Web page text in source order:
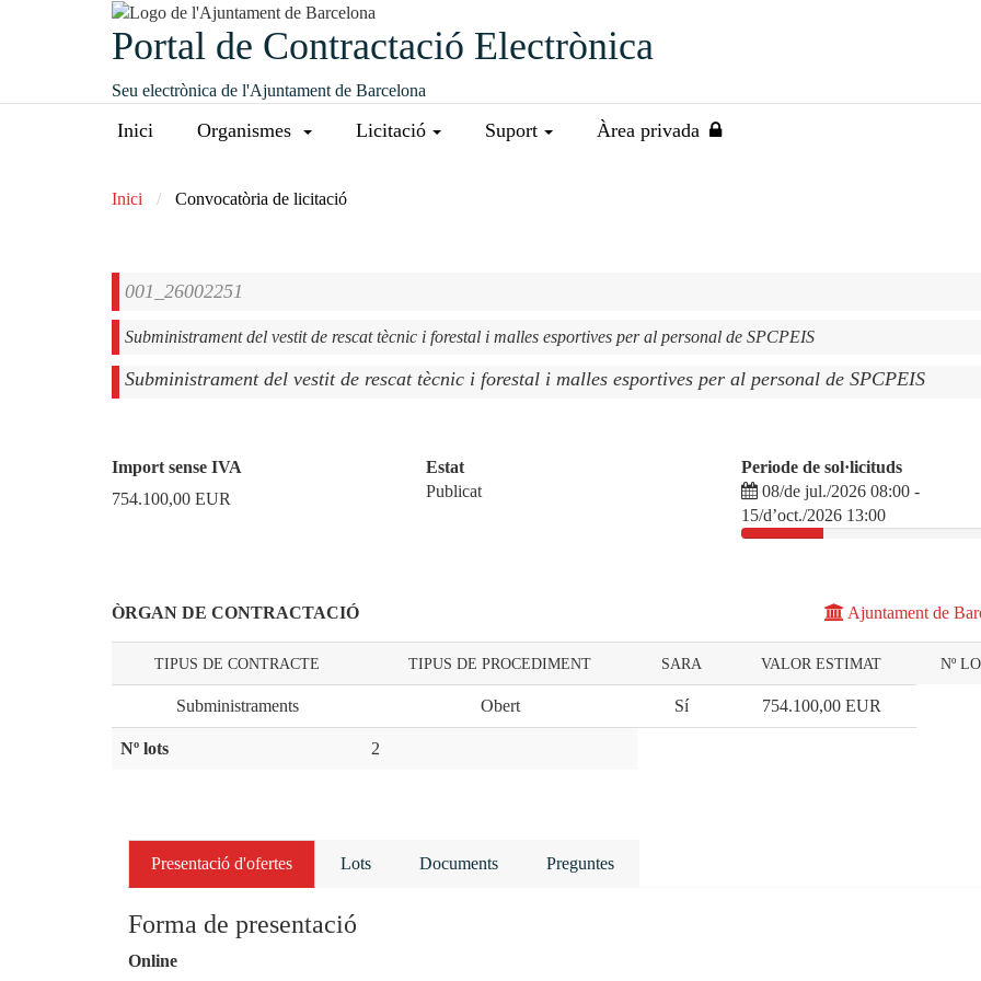
Portal de Contractació Electrònica
Seu electrònica de l'Ajuntament de Barcelona
Inici Organismes Licitació Suport Àrea privada
Inici Convocatòria de licitació
001_26002251
Subministrament del vestit de rescat tècnic i forestal i malles esportives per al personal de SPCPEIS
Subministrament del vestit de rescat tècnic i forestal i malles esportives per al personal de SPCPEIS
Import sense IVA
754.100,00 EUR
Estat
Publicat
Periode de sol·licituds
08/de jul./2026 08:00 -
15/d’oct./2026 13:00
ÒRGAN DE CONTRACTACIÓ Ajuntament de
TIPUS DE CONTRACTE TIPUS DE PROCEDIMENT SARA VALOR ESTIMAT Nº
Subministraments Obert Sí 754.100,00 EUR
Nº lots 2
Presentació d'ofertes Lots Documents Preguntes
Forma de presentació
Online